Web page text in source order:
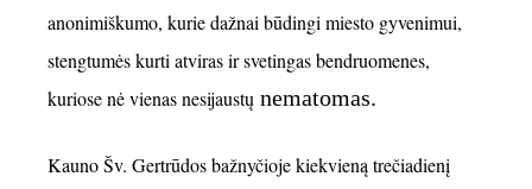
anonimiškumo, kurie dažnai būdingi miesto gyvenimui,
stengtumės kurti atviras ir svetingas bendruomenes,
kuriose nė vienas nesijaustų nematomas.
Kauno Šv. Gertrūdos bažnyčioje kiekvieną trečiadienį